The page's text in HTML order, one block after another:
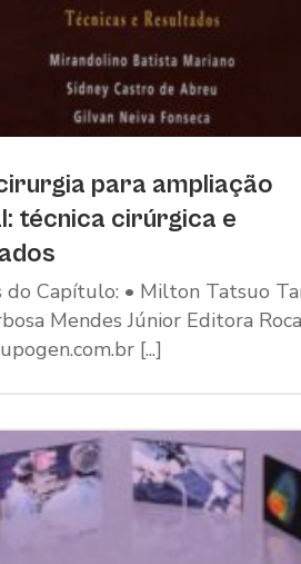
para ampliação
técnica cirúrgica e
Capítulo: • Milton Tatsuo
Mendes Júnior Editora
[...]